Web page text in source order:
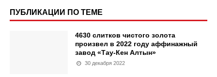
ПУБЛИКАЦИИ ПО ТЕМЕ
4630 слитков чистого золота
произвел в 2022 году аффинажный
завод «Тау-Кен Алтын»
30 декабря 2022